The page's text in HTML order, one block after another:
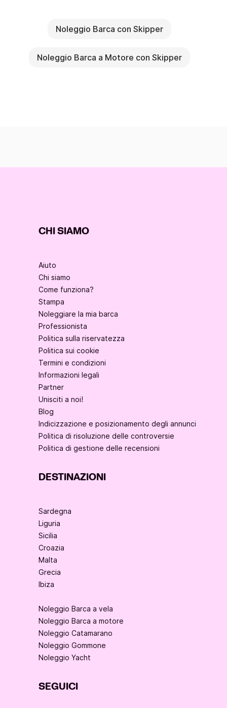
Noleggio Barca con Skipper
Noleggio Barca a Motore con Skipper
CHI SIAMO
Aiuto
Chi siamo
Come funziona?
Stampa
Noleggiare la mia barca
Professionista
Politica sulla riservatezza
Politica sui cookie
Termini e condizioni
Informazioni legali
Partner
Unisciti a noi!
Blog
Indicizzazione e posizionamento degli annunci
Politica di risoluzione delle controversie
Politica di gestione delle recensioni
DESTINAZIONI
Sardegna
Liguria
Sicilia
Croazia
Malta
Grecia
Ibiza
Noleggio Barca a vela
Noleggio Barca a motore
Noleggio Catamarano
Noleggio Gommone
Noleggio Yacht
SEGUICI